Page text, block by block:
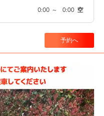
0:00 ～ 0:00 空
予約へ